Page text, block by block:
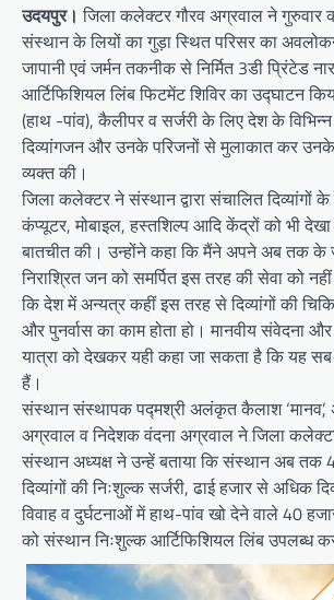
उदयपुर। जिला कलेक्टर गौरव अग्रवाल ने गुरुवार
संस्थान के लियों का गुड़ा स्थित परिसर का
जापानी एवं जर्मन तकनीक से निर्मित 3डी प्रिंटेड
आर्टिफिशियल लिंब फिटमेंट शिविर का उद्घाटन
(हाथ -पांव), कैलीपर व सर्जरी के लिए देश के
दिव्यांगजन और उनके परिजनों से मुलाकात कर
व्यक्त की।
जिला कलेक्टर ने संस्थान द्वारा संचालित दिव्यांगों
कंप्यूटर, मोबाइल, हस्तशिल्प आदि केंद्रों को भी देखा
बातचीत की। उन्होंने कहा कि मैंने अपने अब तक के
निराश्रित जन को समर्पित इस तरह की सेवा को
कि देश में अन्यत्र कहीं इस तरह से दिव्यांगों की
और पुनर्वास का काम होता हो। मानवीय संवेदना
यात्रा को देखकर यही कहा जा सकता है कि यह सब
हैं।
संस्थान संस्थापक पद्मश्री अलंकृत कैलाश ‘मानव’,
अग्रवाल व निदेशक वंदना अग्रवाल ने जिला
संस्थान अध्यक्ष ने उन्हें बताया कि संस्थान अब
दिव्यांगों की निःशुल्क सर्जरी, ढाई हजार से अधिक
विवाह व दुर्घटनाओं में हाथ-पांव खो देने वाले 40
को संस्थान निःशुल्क आर्टिफिशियल लिंब उपलब्ध